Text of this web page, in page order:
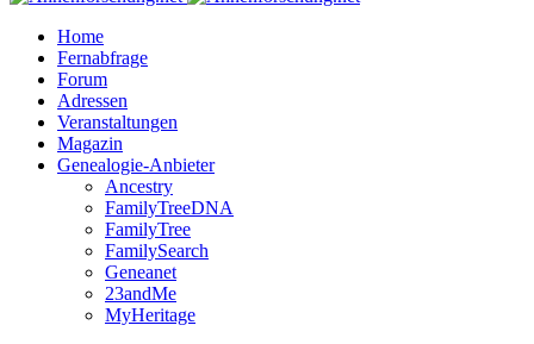
Home
Fernabfrage
Forum
Adressen
Veranstaltungen
Magazin
Genealogie-Anbieter
Ancestry
FamilyTreeDNA
FamilyTree
FamilySearch
Geneanet
23andMe
MyHeritage